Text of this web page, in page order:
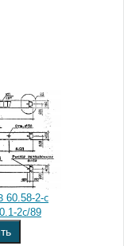
60.58-2-с
2с/89